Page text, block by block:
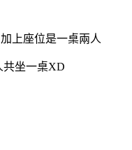
上座位是一桌兩人
共坐一桌XD